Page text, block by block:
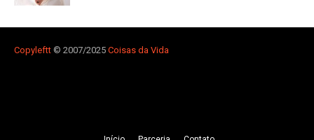
Copyleftt © 2007/2025 Coisas da Vida